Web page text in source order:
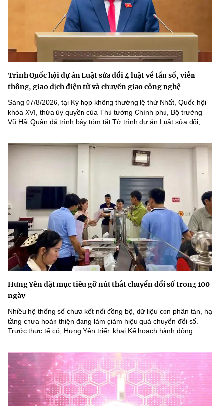
Trình Quốc hội dự án Luật sửa đổi 4 luật về tần số, viễn
thông, giao dịch điện tử và chuyển giao công nghệ
Sáng 07/8/2026, tại Kỳ họp không thường lệ thứ Nhất, Quốc hội
khóa XVI, thừa ủy quyền của Thủ tướng Chính phủ, Bộ trưởng
Vũ Hải Quân đã trình bày tóm tắt Tờ trình dự án Luật sửa đổi,...
Hưng Yên đặt mục tiêu gỡ nút thắt chuyển đổi số trong 100
ngày
Nhiều hệ thống số chưa kết nối đồng bộ, dữ liệu còn phân tán, hạ
tầng chưa hoàn thiện đang làm giảm hiệu quả chuyển đổi số.
Trước thực tế đó, Hưng Yên triển khai Kế hoạch hành động...